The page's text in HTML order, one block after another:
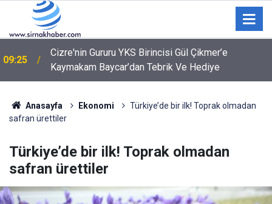
09:25
Cizre'nin Gururu YKS Birincisi Gül Çikmer’e
Kaymakam Baycar’dan Tebrik Ve Hediye
Anasayfa Ekonomi
Türkiye’de bir ilk! Toprak olmadan
safran ürettiler
Türkiye’de bir ilk! Toprak olmadan
safran ürettiler